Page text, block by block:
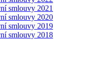
smlouvy 2021
smlouvy 2020
smlouvy 2019
smlouvy 2018